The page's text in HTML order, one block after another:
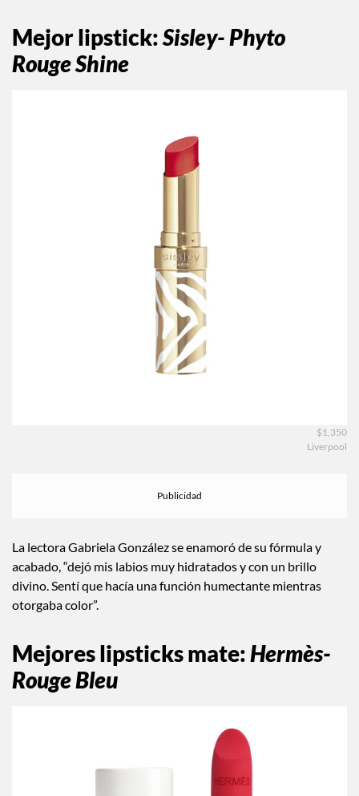
Mejor lipstick:Sisley- Phyto
Rouge Shine
$1,350
Liverpool
La lectora Gabriela González se enamoró de su fórmula y
acabado, “dejó mis labios muy hidratados y con un brillo
divino. Sentí que hacía una función humectante mientras
otorgaba color”.
Mejores lipsticks mate:Hermès-
Rouge Bleu